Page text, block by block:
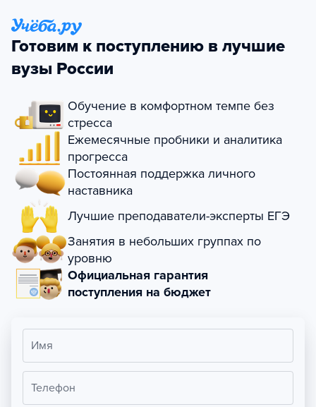
Готовим к поступлению в лучшие
вузы России
Обучение в комфортном темпе без
стресса
Ежемесячные пробники и аналитика
прогресса
Постоянная поддержка личного
наставника
Лучшие преподаватели-эксперты ЕГЭ
Занятия в небольших группах по
уровню
Официальная гарантия
поступления на бюджет
Имя
Телефон